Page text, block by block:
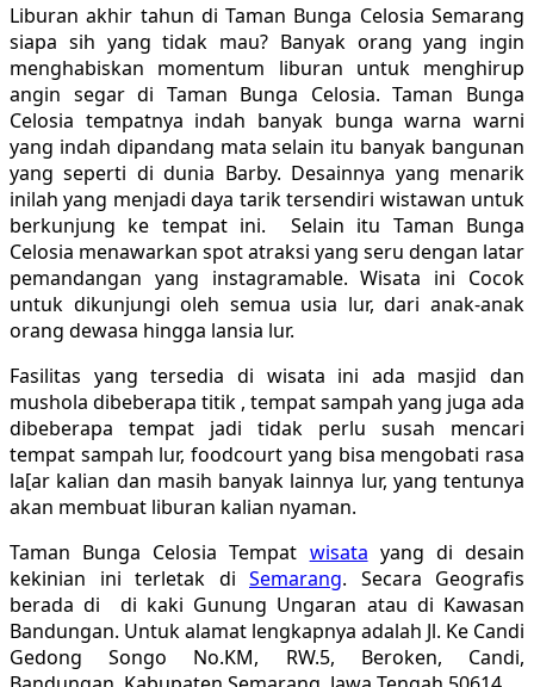
Liburan akhir tahun di Taman Bunga Celosia Semarang
siapa sih yang tidak mau? Banyak orang yang ingin
menghabiskan momentum liburan untuk menghirup
angin segar di Taman Bunga Celosia. Taman Bunga
Celosia tempatnya indah banyak bunga warna warni
yang indah dipandang mata selain itu banyak bangunan
yang seperti di dunia Barby. Desainnya yang menarik
inilah yang menjadi daya tarik tersendiri wistawan untuk
berkunjung ke tempat ini. Selain itu Taman Bunga
Celosia menawarkan spot atraksi yang seru dengan latar
pemandangan yang instagramable. Wisata ini Cocok
untuk dikunjungi oleh semua usia lur, dari anak-anak
orang dewasa hingga lansia lur.
Fasilitas yang tersedia di wisata ini ada masjid dan
mushola dibeberapa titik , tempat sampah yang juga ada
dibeberapa tempat jadi tidak perlu susah mencari
tempat sampah lur, foodcourt yang bisa mengobati rasa
la[ar kalian dan masih banyak lainnya lur, yang tentunya
akan membuat liburan kalian nyaman.
Taman Bunga Celosia Tempat wisata yang di desain
kekinian ini terletak di Semarang. Secara Geografis
berada di di kaki Gunung Ungaran atau di Kawasan
Bandungan. Untuk alamat lengkapnya adalah Jl. Ke Candi
Gedong Songo No.KM, RW.5, Beroken, Candi,